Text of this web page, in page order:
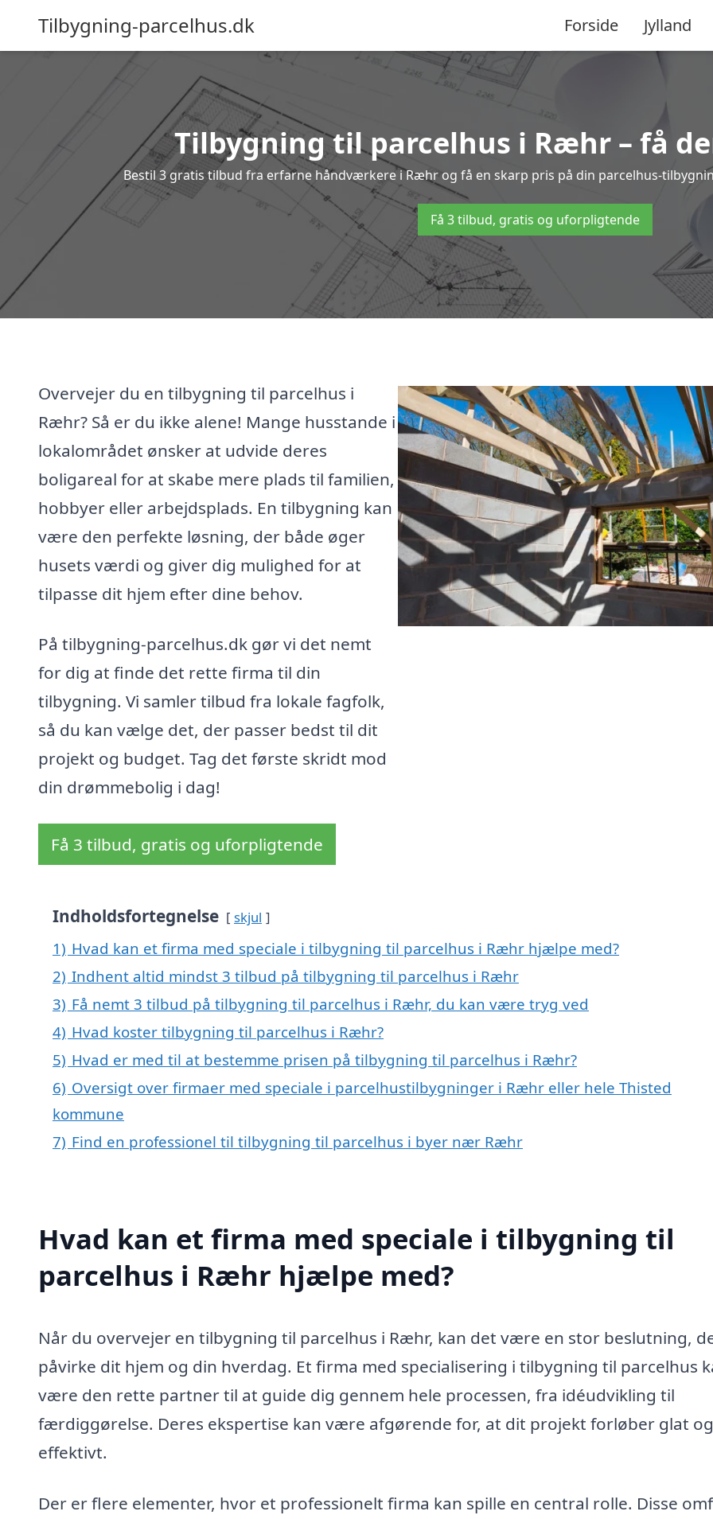
Tilbygning-parcelhus.dk Forside Jylland
Tilbygning til parcelhus i Ræhr – få
Bestil 3 gratis tilbud fra erfarne håndværkere i Ræhr og få en skarp pris på din parcelhus-
Få 3 tilbud, gratis og uforpligtende
Overvejer du en tilbygning til parcelhus i
Ræhr? Så er du ikke alene! Mange husstande i
lokalområdet ønsker at udvide deres
boligareal for at skabe mere plads til familien,
hobbyer eller arbejdsplads. En tilbygning kan
være den perfekte løsning, der både øger
husets værdi og giver dig mulighed for at
tilpasse dit hjem efter dine behov.
På tilbygning-parcelhus.dk gør vi det nemt
for dig at finde det rette firma til din
tilbygning. Vi samler tilbud fra lokale fagfolk,
så du kan vælge det, der passer bedst til dit
projekt og budget. Tag det første skridt mod
din drømmebolig i dag!
Få 3 tilbud, gratis og uforpligtende
Indholdsfortegnelse skjul
1) Hvad kan et firma med speciale i tilbygning til parcelhus i Ræhr hjælpe med?
2) Indhent altid mindst 3 tilbud på tilbygning til parcelhus i Ræhr
3) Få nemt 3 tilbud på tilbygning til parcelhus i Ræhr, du kan være tryg ved
4) Hvad koster tilbygning til parcelhus i Ræhr?
5) Hvad er med til at bestemme prisen på tilbygning til parcelhus i Ræhr?
6) Oversigt over firmaer med speciale i parcelhustilbygninger i Ræhr eller hele Thisted
kommune
7) Find en professionel til tilbygning til parcelhus i byer nær Ræhr
Hvad kan et firma med speciale i tilbygning til
parcelhus i Ræhr hjælpe med?
Når du overvejer en tilbygning til parcelhus i Ræhr, kan det være en stor beslutning,
påvirke dit hjem og din hverdag. Et firma med specialisering i tilbygning til parcelhus
være den rette partner til at guide dig gennem hele processen, fra idéudvikling til
færdiggørelse. Deres ekspertise kan være afgørende for, at dit projekt forløber glat og
effektivt.
Der er flere elementer, hvor et professionelt firma kan spille en central rolle. Disse